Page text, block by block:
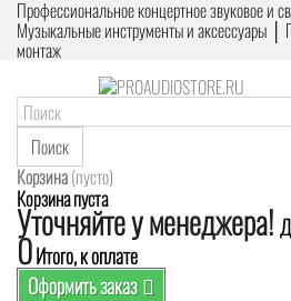
Профессиональное концертное звуковое и
Музыкальные инструменты и аксессуары │
монтаж
Поиск
Корзина(пусто)
Корзина пуста
Уточняйте у менеджера!
0Итого, к оплате
Оформить заказ